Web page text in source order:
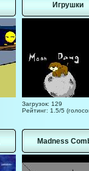
Игрушки
Загрузок: 129
Рейтинг: 1.5/5
Madness